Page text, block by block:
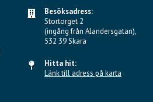
Besöksadress:
Stortorget 2
(ingång från Alandersgatan),
532 39 Skara
Hitta hit:
Länk till adress på karta